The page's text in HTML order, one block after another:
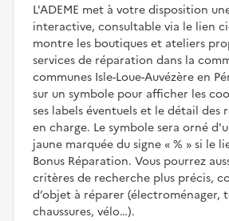
L'ADEME met à votre disposition
interactive, consultable via le lien
montre les boutiques et ateliers
services de réparation dans la
communes Isle-Loue-Auvézère en
sur un symbole pour afficher les
ses labels éventuels et le détail des
en charge. Le symbole sera orné
jaune marquée du signe
%
si le
Bonus Réparation. Vous pourrez
critères de recherche plus précis,
d’objet à réparer (électroménager,
chaussures, vélo…).